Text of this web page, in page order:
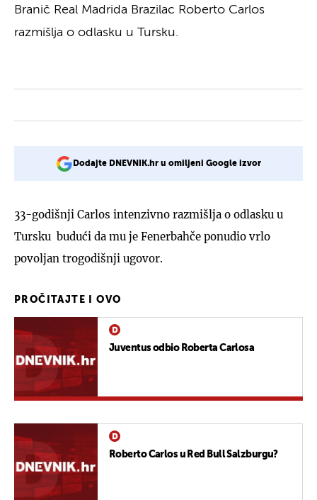
Branič Real Madrida Brazilac Roberto Carlos
razmišlja o odlasku u Tursku.
Dodajte DNEVNIK.hr u omiljeni Google izvor
33-godišnji Carlos intenzivno razmišlja o odlasku u
Tursku budući da mu je Fenerbahče ponudio vrlo
povoljan trogodišnji ugovor.
PROČITAJTE I OVO
Juventus odbio Roberta Carlosa
Roberto Carlos u Red Bull Salzburgu?